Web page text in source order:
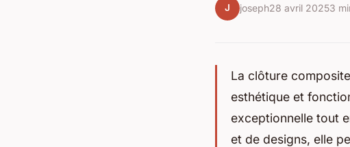
J joseph28 avril 20253
La clôture
esthétique et
exceptionnelle tout
et de designs, elle